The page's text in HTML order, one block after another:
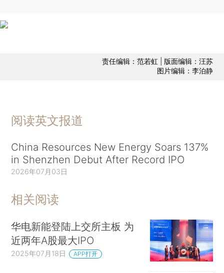
责任编辑：范若虹 | 版面编辑：汪苏
图片编辑：李泊静
阅读英文报道
China Resources New Energy Soars 137%
in Shenzhen Debut After Record IPO
2026年07月03日
相关阅读
华电新能登陆上交所主板 为
近两年A股最大IPO
2025年07月18日 APP打开